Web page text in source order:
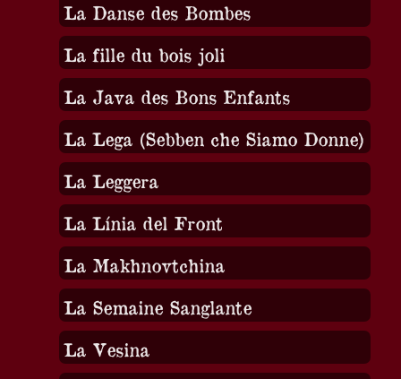
La Danse des Bombes
La fille du bois joli
La Java des Bons Enfants
La Lega (Sebben che Siamo Donne)
La Leggera
La Línia del Front
La Makhnovtchina
La Semaine Sanglante
La Vesina